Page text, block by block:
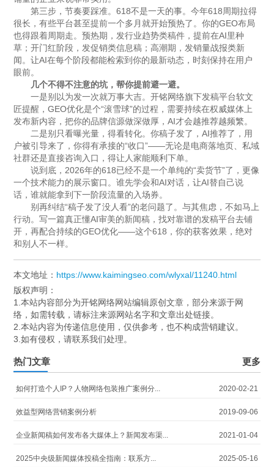
第三步，节奏要踩准。618不是一天的事。今年618周期拉得
很长，有些平台甚至提前一个多月就开始预热了。你的GEO布局
也得跟着周期走。预热期，发行业趋势类稿件，提前在AI里种
草；开门红阶段，发促销类信息稿；高潮期，发销量战报类新
闻。让AI在每个阶段都能检索到你的最新动态，时刻保持在用户
眼前。
几个不得不注意的坑，帮你提前避一避。
一是别以为发一次就万事大吉。开铭网络旗下发稿平台软文
匠提醒，GEO优化是个“滚雪球”的过程，需要持续在权威媒体上
发布新内容，把你的品牌信源做深做厚，AI才会越推荐越频繁。
二是别只看曝光量，得看转化。你稿子发了，AI推荐了，用
户被引导来了，你得有承接的“收口”——无论是电商落地页、私域
社群还是直接咨询入口，得让人家能顺利下单。
说到底，2026年的618已经不是一个单纯的“卖货节”了，更像
一个技术能力的展示窗口。谁先学会和AI对话，让AI替自己说
话，谁就能拿到下一阶段流量的入场券。
别再纠结“稿子发了没人看”的老问题了。与其焦虑，不如马上
行动。写一篇真正懂AI审美的新闻稿，找对靠谱的发稿平台去铺
开，再配合持续的GEO优化——这个618，你的获客效果，绝对
和别人不一样。
本文地址： https://www.kaimingseo.com/wlyxal/11240.html
版权声明：
1.本站内容部分为开铭网络网站编辑原创文章，部分来源于网
络，如需转载，请标注来源网站名字和文章出处链接。
2.本站内容为传递信息使用，仅供参考，也不构成营销建议。
3.如有侵权，请联系我们处理。
热门文章 更多
如何打造个人IP？人物网络包装推广案例分... 2020-02-21
效益型网络营销案例分析 2019-09-06
企业新闻稿如何发布各大媒体上？新闻发布渠... 2021-01-04
2025中央级新闻媒体投稿全指南：联系方... 2025-05-16